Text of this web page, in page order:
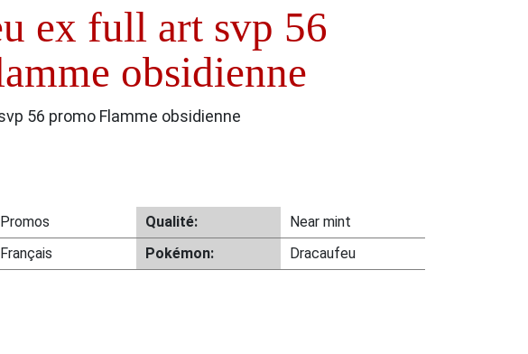
ex full art svp 56
obsidienne
56 promo Flamme obsidienne
Promos Qualité:
Near mint
Français Pokémon: Dracaufeu